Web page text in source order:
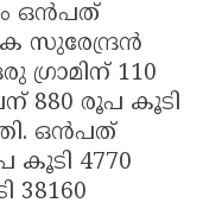
ഒൻപത്
സുരേന്ദ്രൻ
ഗ്രാമിന് 110
880 രൂപ കൂടി
ഒൻപത്
കൂടി 4770